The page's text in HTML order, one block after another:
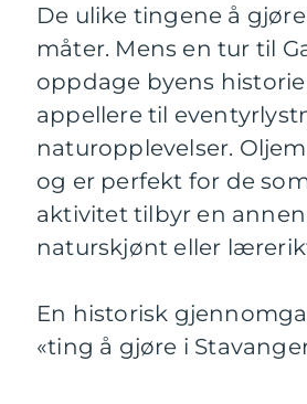
De ulike tingene å
måter. Mens en tur til
oppdage byens
appellere til
naturopplevelser.
og er perfekt for de
aktivitet tilbyr en
naturskjønt eller
En historisk
«ting å gjøre i